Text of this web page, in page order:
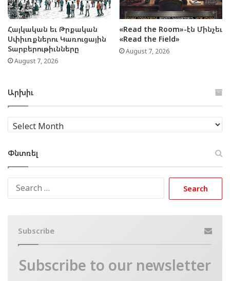
Հայկական եւ Թրքական
Սփիւռքներու Կառուցային
Տարբերութիւնները
August 7, 2026
«Read the Room»-էն Մինչեւ
«Read the Field»
August 7, 2026
Արխիւ
Արխիւ
Փնտռել
Subscribe
Subscribe to our newsletter